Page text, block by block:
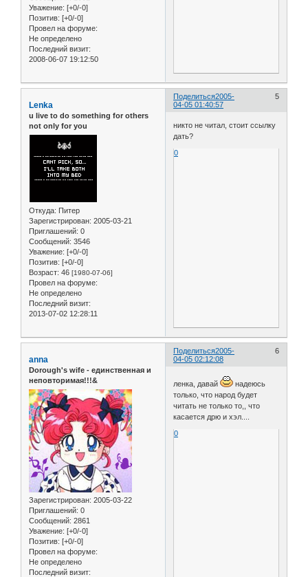
Уважение: [+0/-0]
Позитив: [+0/-0]
Провел на форуме:
Не определено
Последний визит:
2008-06-07 19:12:50
Поделиться 5
2005-
04-05 01:40:57
Lenka
u live to do something for others
not only for you
Откуда: Питер
Зарегистрирован: 2005-03-21
Приглашений: 0
Сообщений: 3546
Уважение: [+0/-0]
Позитив: [+0/-0]
Возраст: 46 [1980-07-06]
Провел на форуме:
Не определено
Последний визит:
2013-07-02 12:28:11
никто не читал, стоит ссылку
дать?
0
Поделиться 6
2005-
04-05 02:12:08
anna
Dorough's wife - единственная и
неповторимая!!!&
Зарегистрирован: 2005-03-22
Приглашений: 0
Сообщений: 2861
Уважение: [+0/-0]
Позитив: [+0/-0]
Провел на форуме:
Не определено
Последний визит:
ленка, давай
надеюсь
только, что народ будет
читать не только то,, что
касается дрю и хэл....
0